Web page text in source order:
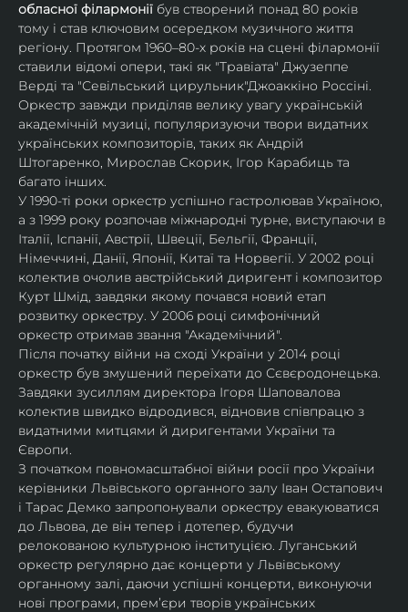
обласної філармонії був створений понад 80 років
тому і став ключовим осередком музичного життя
регіону. Протягом 1960–80-х років на сцені філармонії
ставили відомі опери, такі як "Травіата" Джузеппе
Верді та "Севільський цирульник"Джоаккіно Россіні.
Оркестр завжди приділяв велику увагу українській
академічній музиці, популяризуючи твори видатних
українських композиторів, таких як Андрій
Штогаренко, Мирослав Скорик, Ігор Карабиць та
багато інших.
У 1990-ті роки оркестр успішно гастролював Україною,
а з 1999 року розпочав міжнародні турне, виступаючи в
Італії, Іспанії, Австрії, Швеції, Бельгії, Франції,
Німеччині, Данії, Японії, Китаї та Норвегії. У 2002 році
колектив очолив австрійський диригент і композитор
Курт Шмід, завдяки якому почався новий етап
розвитку оркестру. У 2006 році симфонічний
оркестр отримав звання "Академічний".
Після початку війни на сході України у 2014 році
оркестр був змушений переїхати до Сєвєродонецька.
Завдяки зусиллям директора Ігоря Шаповалова
колектив швидко відродився, відновив співпрацю з
видатними митцями й диригентами України та
Європи.
З початком повномасштабної війни росії про України
керівники Львівського органного залу Іван Остапович
і Тарас Демко запропонували оркестру евакуюватися
до Львова, де він тепер і дотепер, будучи
релокованою культурною інституцією. Луганський
оркестр регулярно дає концерти у Львівському
органному залі, даючи успішні концерти, виконуючи
нові програми, прем’єри творів українських